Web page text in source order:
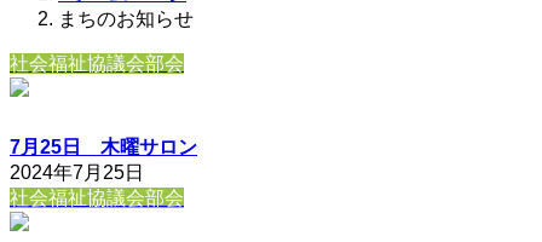
まちのお知らせ
社会福祉協議会部会
7月25日 木曜サロン
2024年7月25日
社会福祉協議会部会